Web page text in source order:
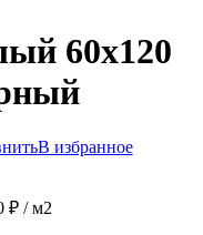
60х120
В избранное
₽/ м2